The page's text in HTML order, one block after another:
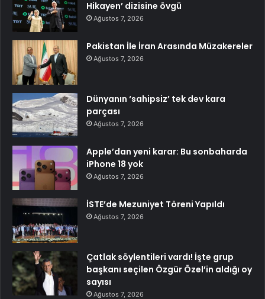
Hikayen’ dizisine övgü
Ağustos 7, 2026
Pakistan İle İran Arasında Müzakereler
Ağustos 7, 2026
Dünyanın ‘sahipsiz’ tek dev kara
parçası
Ağustos 7, 2026
Apple’dan yeni karar: Bu sonbaharda
iPhone 18 yok
Ağustos 7, 2026
İSTE’de Mezuniyet Töreni Yapıldı
Ağustos 7, 2026
Çatlak söylentileri vardı! İşte grup
başkanı seçilen Özgür Özel’in aldığı oy
sayısı
Ağustos 7, 2026